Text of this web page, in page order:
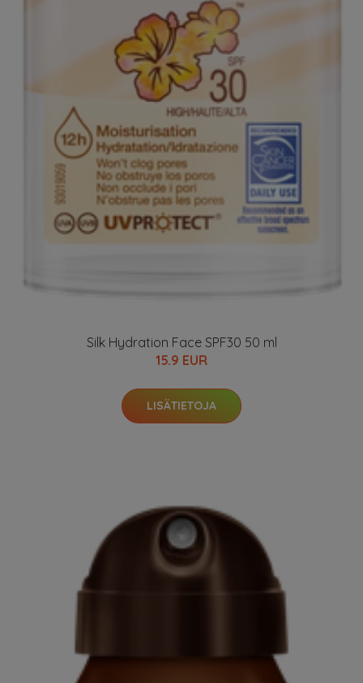
Silk Hydration Face SPF30 50 ml
15.9 EUR
LISÄTIETOJA